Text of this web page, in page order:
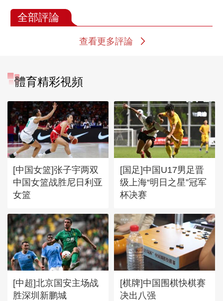
全部評論
查看更多評論
體育精彩視頻
[中国女篮]张子宇两双
中国女篮战胜尼日利亚
女篮
[国足]中国U17男足晋
级上海“明日之星”冠军
杯决赛
[中超]北京国安主场战
胜深圳新鹏城
[棋牌]中国围棋快棋赛
决出八强